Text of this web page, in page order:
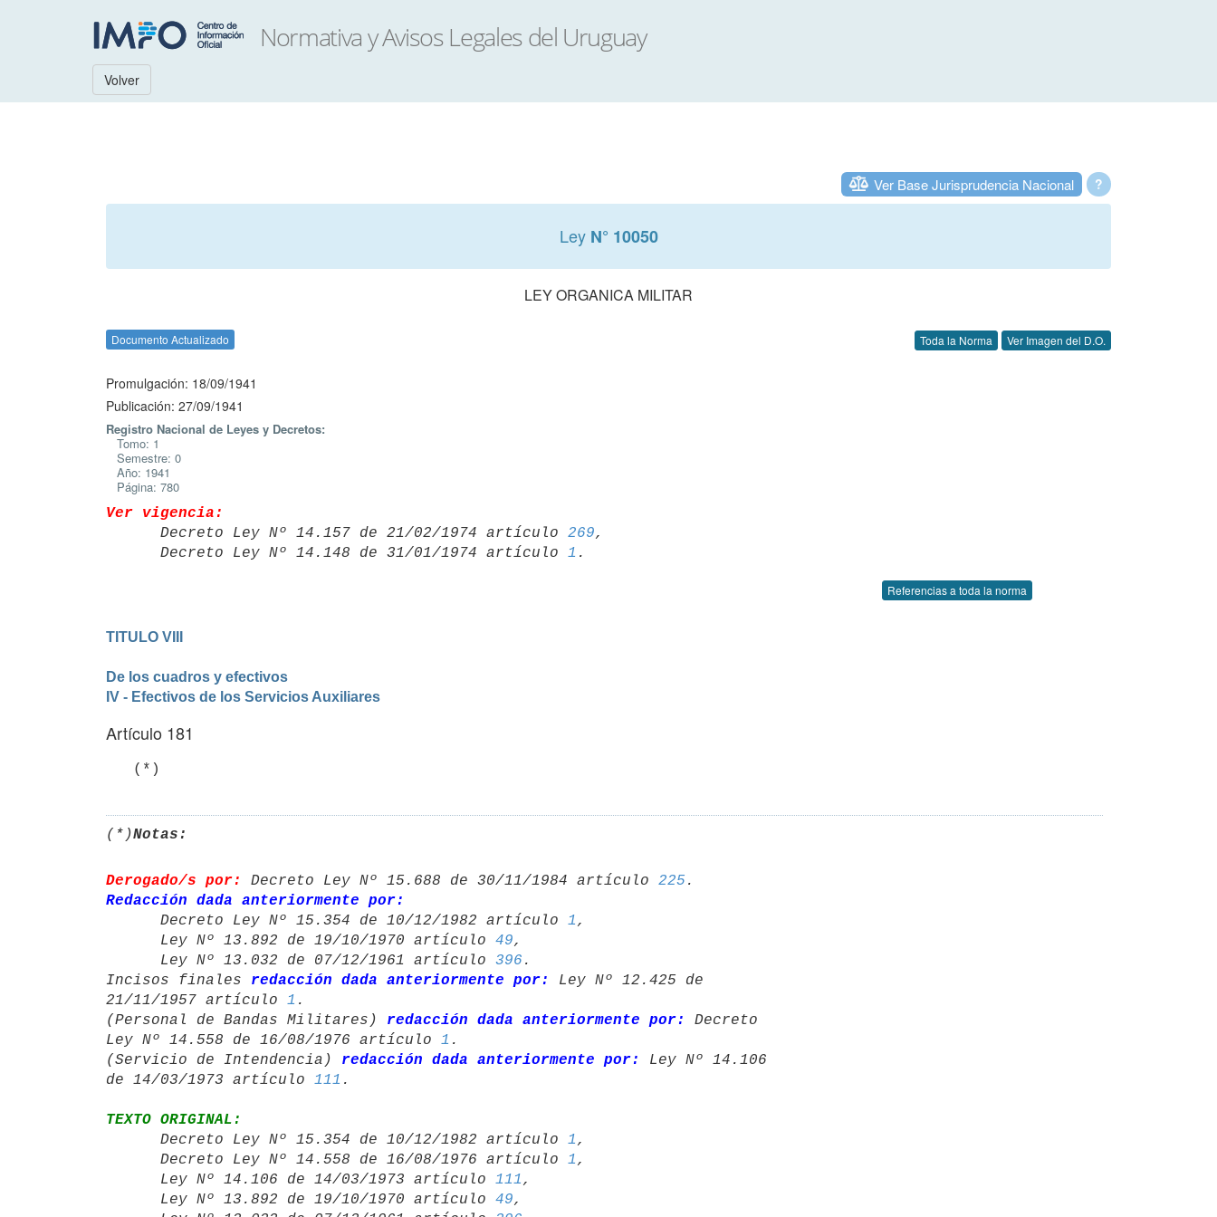
Volver
?
Ver Base Jurisprudencia Nacional
Ley N° 10050
LEY ORGANICA MILITAR
Documento Actualizado Toda la Norma Ver Imagen del D.O.
Promulgación: 18/09/1941
Publicación: 27/09/1941
Registro Nacional de Leyes y Decretos:
Tomo: 1
Semestre: 0
Año: 1941
Página: 780
Ver vigencia:
Decreto Ley Nº 14.157 de 21/02/1974 artículo 269,
      Decreto Ley Nº 14.148 de 31/01/1974 artículo
1
Referencias a toda la norma
TITULO VIII
De los cuadros y efectivos
IV - Efectivos de los Servicios Auxiliares
Artículo 181
   (*)
(*)Notas:
Derogado/s por: Decreto Ley Nº 15.688 de 30/11/1984 artículo 225
Redacción dada anteriormente por:
Decreto Ley Nº 15.354 de 10/12/1982 artículo 1 ,
      Ley Nº 13.892 de 19/10/1970 artículo
49,
      Ley Nº 13.032 de 07/12/1961 artículo
396 .
Incisos finales redacción dada anteriormente por:
Ley Nº 12.425 de
21/11/1957 artículo 1 .
(Personal de Bandas Militares) redacción dada anteriormente por:
Decreto
Ley Nº 14.558 de 16/08/1976 artículo 1 .
(Servicio de Intendencia) redacción dada anteriormente por:
Ley Nº 14.106
de 14/03/1973 artículo 111
TEXTO ORIGINAL:
Decreto Ley Nº 15.354 de 10/12/1982 artículo 1 ,
      Decreto Ley Nº 14.558 de 16/08/1976 artículo
1 ,
      Ley Nº 14.106 de 14/03/1973 artículo
111 ,
      Ley Nº 13.892 de 19/10/1970 artículo
49,